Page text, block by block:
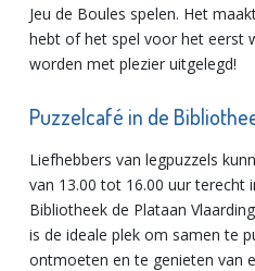
Jeu de Boules spelen. Het
hebt of het spel voor het eerst
worden met plezier uitgelegd!
Puzzelcafé in de
Liefhebbers van legpuzzels
van 13.00 tot 16.00 uur terecht
Bibliotheek de Plataan
is de ideale plek om samen te
ontmoeten en te genieten van